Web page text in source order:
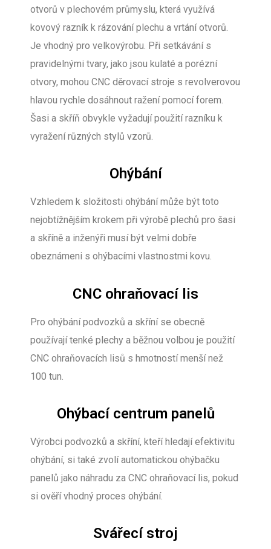
otvorů v plechovém průmyslu, která využívá
kovový razník k rázování plechu a vrtání otvorů.
Je vhodný pro velkovýrobu. Při setkávání s
pravidelnými tvary, jako jsou kulaté a porézní
otvory, mohou CNC děrovací stroje s revolverovou
hlavou rychle dosáhnout ražení pomocí forem.
Šasi a skříň obvykle vyžadují použití razníku k
vyražení různých stylů vzorů.
Ohýbání
Vzhledem k složitosti ohýbání může být toto
nejobtížnějším krokem při výrobě plechů pro šasi
a skříně a inženýři musí být velmi dobře
obeznámeni s ohýbacími vlastnostmi kovu.
CNC ohraňovací lis
Pro ohýbání podvozků a skříní se obecně
používají tenké plechy a běžnou volbou je použití
CNC ohraňovacích lisů s hmotností menší než
100 tun.
Ohýbací centrum panelů
Výrobci podvozků a skříní, kteří hledají efektivitu
ohýbání, si také zvolí automatickou ohýbačku
panelů jako náhradu za CNC ohraňovací lis, pokud
si ověří vhodný proces ohýbání.
Svářecí stroj